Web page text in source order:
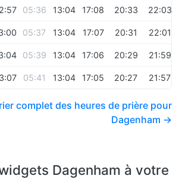
05:36 13:04 17:08 20:33 22:03
05:37 13:04 17:07 20:31 22:01
05:39 13:04 17:06 20:29 21:59
05:41 13:04 17:05 20:27 21:57
complet des heures de prière pour
Dagenham →
Dagenham à votre